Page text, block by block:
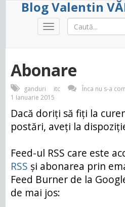
Blog Valentin
Toggle
Abonare
ganduri itc Înca nu s-a
1 Ianuarie 2015
Dacă doriți să fiți la
postări, aveți la
Feed-ul RSS care este
RSS și abonarea prin
Feed Burner de la
de mai jos: